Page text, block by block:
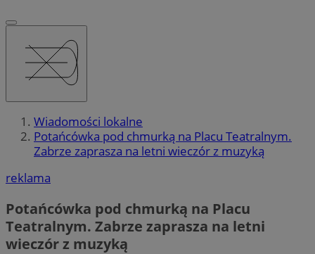
Wiadomości lokalne
Potańcówka pod chmurką na Placu Teatralnym.
Zabrze zaprasza na letni wieczór z muzyką
reklama
Potańcówka pod chmurką na Placu
Teatralnym. Zabrze zaprasza na letni
wieczór z muzyką